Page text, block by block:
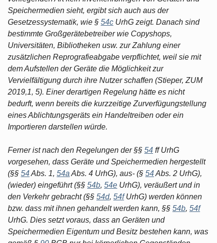
Speichermedien sieht, ergibt sich auch aus der
Gesetzessystematik, wie § 54c UrhG zeigt. Danach sind
bestimmte Großgerätebetreiber wie Copyshops,
Universitäten, Bibliotheken usw. zur Zahlung einer
zusätzlichen Reprografieabgabe verpflichtet, weil sie mit
dem Aufstellen der Geräte die Möglichkeit zur
Vervielfältigung durch ihre Nutzer schaffen (Stieper, ZUM
2019,1, 5). Einer derartigen Regelung hätte es nicht
bedurft, wenn bereits die kurzzeitige Zurverfügungstellung
eines Ablichtungsgeräts ein Handeltreiben oder ein
Importieren darstellen würde.
Ferner ist nach den Regelungen der §§ 54 ff UrhG
vorgesehen, dass Geräte und Speichermedien hergestellt
(§§ 54Abs. 1, 54a Abs. 4 UrhG), aus- (§ 54Abs. 2 UrhG),
(wieder) eingeführt (§§ 54b, 54e UrhG), veräußert und in
den Verkehr gebracht (§§ 54d, 54fUrhG) werden können
bzw. dass mit ihnen gehandelt werden kann, §§ 54b, 54f
UrhG. Dies setzt voraus, dass an Geräten und
Speichermedien Eigentum und Besitz bestehen kann, was